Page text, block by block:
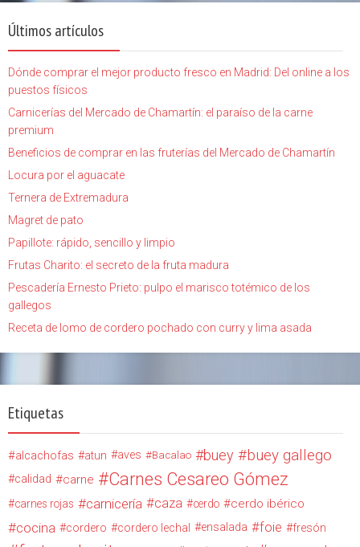
Últimos artículos
Dónde comprar el mejor producto fresco en Madrid: Del online a los
puestos físicos
Carnicerías del Mercado de Chamartín: el paraíso de la carne
premium
Beneficios de comprar en las fruterías del Mercado de Chamartín
Locura por el aguacate
Ternera de Extremadura
Magret de pato
Papillote: rápido, sencillo y limpio
Frutas Charito: el secreto de la fruta madura
Pescadería Ernesto Prieto: pulpo el marisco totémico de los
gallegos
Receta de lomo de cordero pochado con curry y lima asada
Etiquetas
alcachofas atun aves Bacalao buey buey gallego
calidad carne Carnes Cesareo Gómez
carnes rojas carnicería caza cerdo cerdo ibérico
cocina cordero cordero lechal ensalada foie fresón